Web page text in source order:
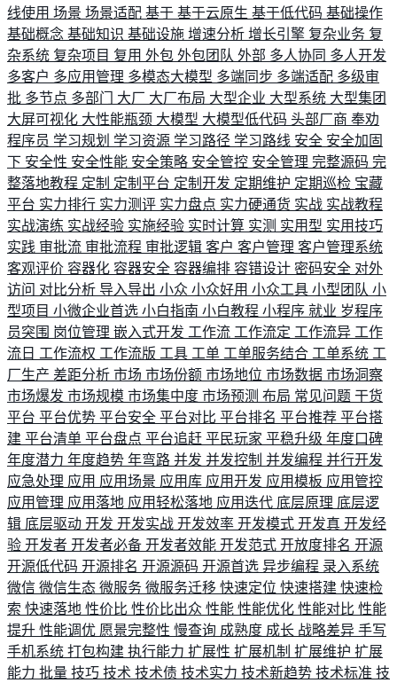
线使用 场景 场景适配 基于 基于云原生 基于低代码 基础操作
基础概念 基础知识 基础设施 增速分析 增长引擎 复杂业务 复
杂系统 复杂项目 复用 外包 外包团队 外部 多人协同 多人开发
多客户 多应用管理 多模态大模型 多端同步 多端适配 多级审
批 多节点 多部门 大厂 大厂布局 大型企业 大型系统 大型集团
大屏可视化 大性能瓶颈 大模型 大模型低代码 头部厂商 奉劝
程序员 学习规划 学习资源 学习路径 学习路线 安全 安全加固
下 安全性 安全性能 安全策略 安全管控 安全管理 完整源码 完
整落地教程 定制 定制平台 定制开发 定期维护 定期巡检 宝藏
平台 实力排行 实力测评 实力盘点 实力硬通货 实战 实战教程
实战演练 实战经验 实施经验 实时计算 实测 实用型 实用技巧
实践 审批流 审批流程 审批逻辑 客户 客户管理 客户管理系统
客观评价 容器化 容器安全 容器编排 容错设计 密码安全 对外
访问 对比分析 导入导出 小众 小众好用 小众工具 小型团队 小
型项目 小微企业首选 小白指南 小白教程 小程序 就业 岁程序
员突围 岗位管理 嵌入式开发 工作流 工作流定 工作流异 工作
流日 工作流权 工作流版 工具 工单 工单服务结合 工单系统 工
厂生产 差距分析 市场 市场份额 市场地位 市场数据 市场洞察
市场爆发 市场规模 市场集中度 市场预测 布局 常见问题 干货
平台 平台优势 平台安全 平台对比 平台排名 平台推荐 平台搭
建 平台清单 平台盘点 平台追赶 平民玩家 平稳升级 年度口碑
年度潜力 年度趋势 年弯路 并发 并发控制 并发编程 并行开发
应急处理 应用 应用场景 应用库 应用开发 应用模板 应用管控
应用管理 应用落地 应用轻松落地 应用迭代 底层原理 底层逻
辑 底层驱动 开发 开发实战 开发效率 开发模式 开发真 开发经
验 开发者 开发者必备 开发者效能 开发范式 开放度排名 开源
开源低代码 开源排名 开源源码 开源首选 异步编程 录入系统
微信 微信生态 微服务 微服务迁移 快速定位 快速搭建 快速检
索 快速落地 性价比 性价比出众 性能 性能优化 性能对比 性能
提升 性能调优 愿景完整性 慢查询 成熟度 成长 战略差异 手写
手机系统 打包构建 执行能力 扩展性 扩展机制 扩展维护 扩展
能力 批量 技巧 技术 技术债 技术实力 技术新趋势 技术标准 技